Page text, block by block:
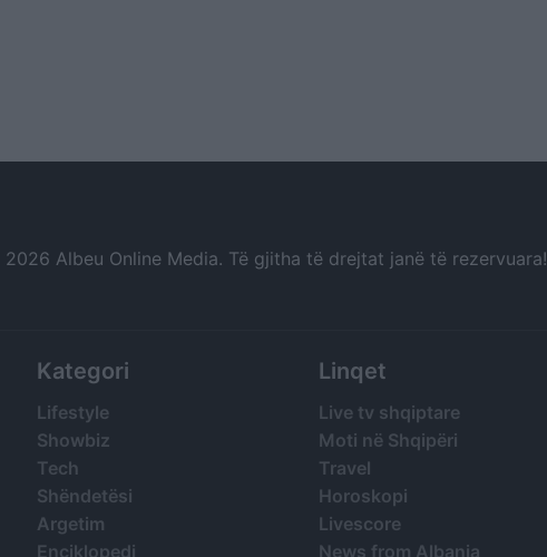
2026 Albeu Online Media. Të gjitha të drejtat janë të rezervuara!
Kategori
Lifestyle
Showbiz
Tech
Shëndetësi
Argetim
Enciklopedi
Linqet
Live tv shqiptare
Moti në Shqipëri
Travel
Horoskopi
Livescore
News from Albania